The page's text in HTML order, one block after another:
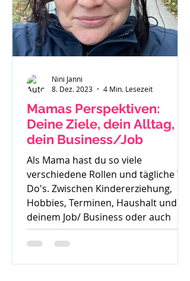
Mamas Perspektiven:
Deine Ziele, dein Alltag,
dein Business/Job
Als Mama hast du so viele
verschiedene Rollen und tägliche To
Do's. Zwischen Kindererziehung,
Hobbies, Terminen, Haushalt und
deinem Job/ Business oder auch
deiner Zeit für dich, ist es oft sehr
schwer die Perspektive für die
Nini Janni
8. Dez. 2023
4 Min. Lesezeit